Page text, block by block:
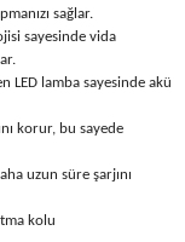
sağlar.
sayesinde vida
LED lamba sayesinde akü
korur, bu sayede
uzun süre şarjını
kolu